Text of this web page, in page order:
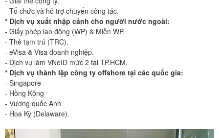
- Tổ chức và hỗ trợ chuyến công tác.
* Dịch vụ xuất nhập cảnh cho người nước ngoài:
- Giấy phép lao động (WP) & Miễn WP.
- Thẻ tạm trú (TRC).
- eVisa & Visa doanh nghiệp.
- Dịch vụ làm VNeID mức 2 tại TP.HCM.
* Dịch vụ thành lập công ty offshore tại các quốc gia:
- Singapore
- Hồng Kông
- Vương quốc Anh
- Hoa Kỳ (Delaware).